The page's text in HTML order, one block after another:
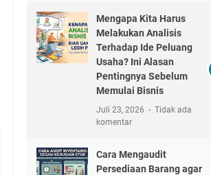
Mengapa Kita Harus
Melakukan Analisis
Terhadap Ide Peluang
Usaha? Ini Alasan
Pentingnya Sebelum
Memulai Bisnis
Juli 23, 2026
Tidak ada
komentar
Cara Mengaudit
Persediaan Barang agar